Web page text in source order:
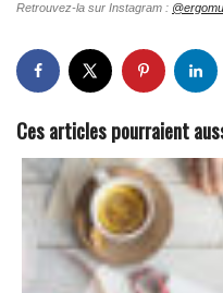
Retrouvez-la sur Instagram :
Ces articles pourraient